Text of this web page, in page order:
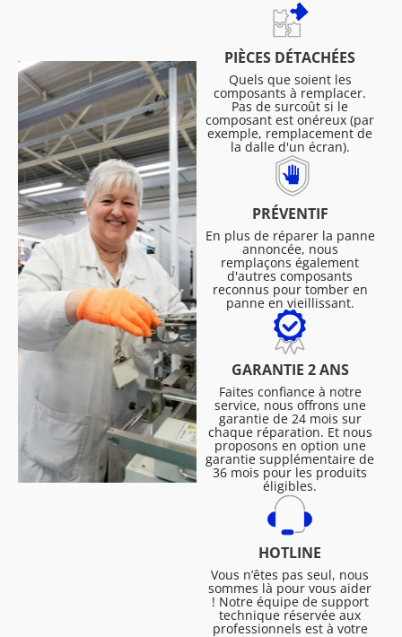
PIÈCES DÉTACHÉES
Quels que soient les
composants à remplacer.
Pas de surcoût si le
composant est onéreux (par
exemple, remplacement de
la dalle d'un écran).
PRÉVENTIF
En plus de réparer la panne
annoncée, nous
remplaçons également
d'autres composants
reconnus pour tomber en
panne en vieillissant.
GARANTIE 2 ANS
Faites confiance à notre
service, nous offrons une
garantie de 24 mois sur
chaque réparation. Et nous
proposons en option une
garantie supplémentaire de
36 mois pour les produits
éligibles.
HOTLINE
Vous n’êtes pas seul, nous
sommes là pour vous aider
! Notre équipe de support
technique réservée aux
professionnels est à votre